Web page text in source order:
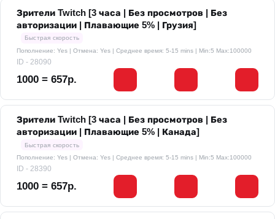
Зрители Twitch [3 часа | Без просмотров | Без
авторизации | Плавающие 5% | Грузия]
Быстрая скорость
Пополнение: Yes | Отмена: Yes | Среднее время: 5-15 mins | Min:5 Max:100000
ID - 28090
1000 = 657р.
Зрители Twitch [3 часа | Без просмотров | Без
авторизации | Плавающие 5% | Канада]
Быстрая скорость
Пополнение: Yes | Отмена: Yes | Среднее время: 5-15 mins | Min:5 Max:100000
ID - 28390
1000 = 657р.